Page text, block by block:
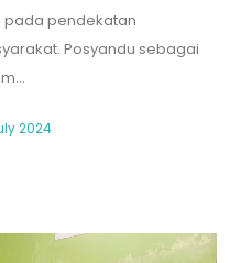
pada pendekatan
Posyandu sebagai
2024